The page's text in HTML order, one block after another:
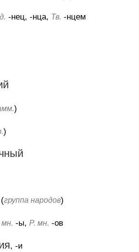
-нец, -нца, Тв. -нцем
)
)
группа народов)
мн. -ы, Р. мн. -ов
, -и